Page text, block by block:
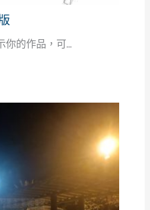
你的作品，可...